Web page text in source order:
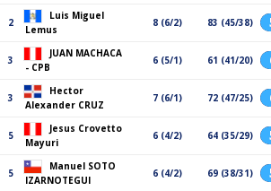
2
Luis Miguel
Lemus
8 (6/2) 83 (45/38)
3
JUAN MACHACA
- CPB
6 (5/1) 61 (41/20)
3
Hector
Alexander CRUZ
7 (6/1) 72 (47/25)
5
Jesus Crovetto
Mayuri
6 (4/2) 64 (35/29)
5
Manuel SOTO
IZARNOTEGUI
6 (4/2) 69 (38/31)